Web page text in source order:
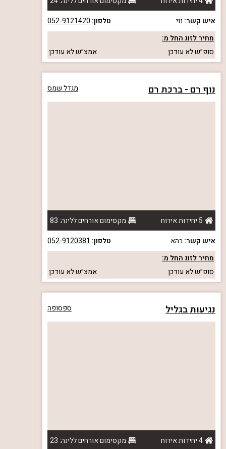
איש קשר: נוי טלפון: 052-9121420
מחיר לזוג החל מ:
סופ״שלא עודכן אמצ״שלא עודכן
נוף רם - ברכת רם מגדל שמס
5 יחידות אירוח
מקסימום אורחים ללינה: 83
איש קשר:בהא טלפון: 052-9120381
מחיר לזוג החל מ:
סופ״שלא עודכן אמצ״שלא עודכן
נגיעות בגליל ספסופה
4 יחידות אירוח
מקסימום אורחים ללינה: 23